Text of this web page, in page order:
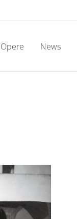
Opere News